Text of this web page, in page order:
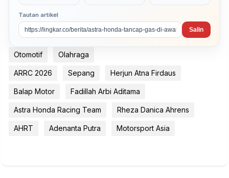
Tautan artikel
Salin
Otomotif Olahraga
ARRC 2026 Sepang Herjun Atna Firdaus
Balap Motor Fadillah Arbi Aditama
Astra Honda Racing Team Rheza Danica Ahrens
AHRT Adenanta Putra Motorsport Asia